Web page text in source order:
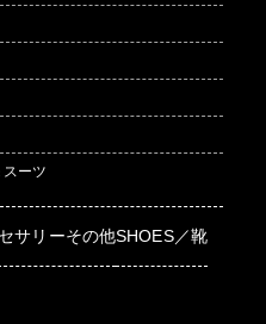
ーツ
サリーその他SHOES／靴